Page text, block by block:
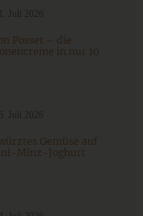
mit Basilikum
würzig und in 15
Posset – die
in nur 10
Gemüse auf
Minz-Joghurt